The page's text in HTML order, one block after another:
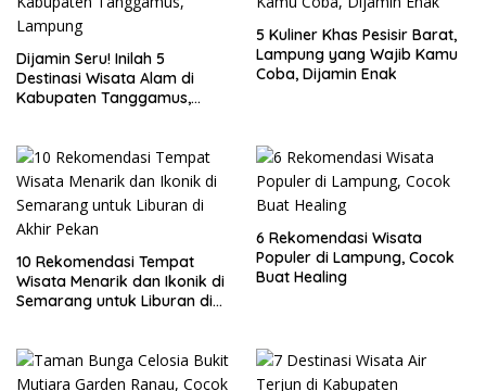
Dijamin Seru! Inilah 5
Destinasi Wisata Alam di
Kabupaten Tanggamus,
5 Kuliner Khas Pesisir Barat,
Lampung yang Wajib Kamu
Coba, Dijamin Enak
10 Rekomendasi Tempat
Wisata Menarik dan Ikonik di
Semarang untuk Liburan di
6 Rekomendasi Wisata
Populer di Lampung, Cocok
Buat Healing